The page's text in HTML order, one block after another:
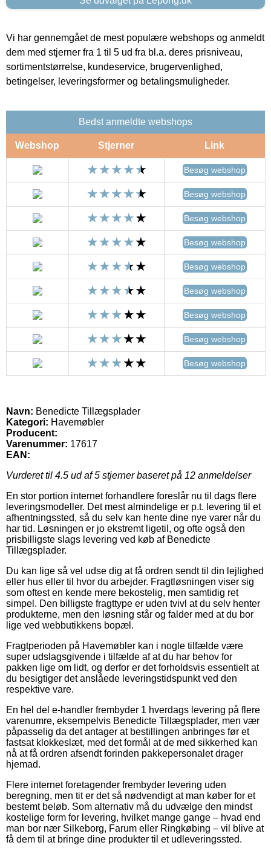
Vi har gennemgået de mest populære webshops og anmeldt
dem med stjerner fra 1 til 5 ud fra bl.a. deres prisniveau,
sortimentstørrelse, kundeservice, brugervenlighed,
betingelser, leveringsformer og betalingsmuligheder.
Bedst anmeldte webshops
Webshop Stjerner Link
Besøg webshop
Besøg webshop
Besøg webshop
Besøg webshop
Besøg webshop
Besøg webshop
Besøg webshop
Besøg webshop
Besøg webshop
Navn: Benedicte Tillægsplader
Kategori: Havemøbler
Producent:
Varenummer: 17617
EAN:
Vurderet til 4.5 ud af 5 stjerner baseret på 12 anmeldelser
En stor portion internet forhandlere foreslår nu til dags flere
leveringsmodeller. Det mest almindelige er p.t. levering til et
afhentningssted, så du selv kan hente dine nye varer når du
har tid. Løsningen er jo ekstremt ligetil, og ofte også den
prisbilligste slags levering ved køb af Benedicte
Tillægsplader.
Du kan lige så vel udse dig at få ordren sendt til din lejlighed
eller hus eller til hvor du arbejder. Fragtløsningen viser sig
som oftest en kende mere bekostelig, men samtidig ret
simpel. Den billigste fragttype er uden tvivl at du selv henter
produkterne, men den løsning står og falder med at du bor
lige ved webbutikkens bopæl.
Fragtperioden på Havemøbler kan i nogle tilfælde være
super udslagsgivende i tilfælde af at du har behov for
pakken lige om lidt, og derfor er det forholdsvis essentielt at
du besigtiger det anslåede leveringstidspunkt ved den
respektive vare.
En hel del e-handler frembyder 1 hverdags levering på flere
varenumre, eksempelvis Benedicte Tillægsplader, men vær
påpasselig da det antager at bestillingen anbringes før et
fastsat klokkeslæt, med det formål at de med sikkerhed kan
nå at få ordren afsendt forinden pakkepersonalet drager
hjemad.
Flere internet foretagender frembyder levering uden
beregning, men tit er det så nødvendigt at man køber for et
bestemt beløb. Som alternativ må du udvælge den mindst
kostelige form for levering, hvilket mange gange – hvad end
man bor nær Silkeborg, Farum eller Ringkøbing – vil blive at
få dem til at bringe dine produkter til et udleveringssted.